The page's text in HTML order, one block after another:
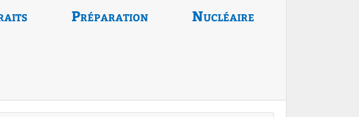
Préparation Nucléaire